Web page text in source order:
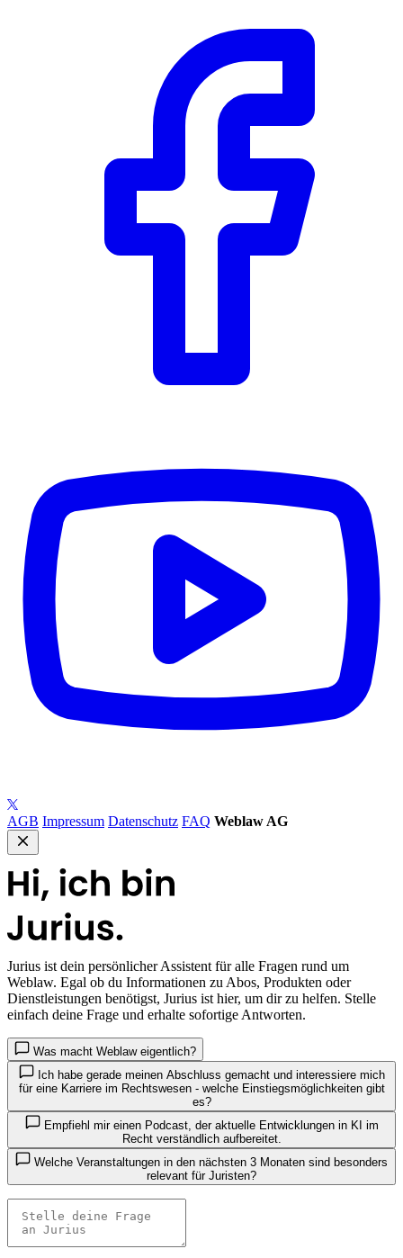
AGB Impressum Datenschutz FAQ Weblaw AG
Jurius ist dein persönlicher Assistent für alle Fragen rund um
Weblaw. Egal ob du Informationen zu Abos, Produkten oder
Dienstleistungen benötigst, Jurius ist hier, um dir zu helfen. Stelle
einfach deine Frage und erhalte sofortige Antworten.
Was macht Weblaw eigentlich?
Ich habe gerade meinen Abschluss gemacht und interessiere mich
für eine Karriere im Rechtswesen - welche Einstiegsmöglichkeiten gibt
es?
Empfiehl mir einen Podcast, der aktuelle Entwicklungen in KI im
Recht verständlich aufbereitet.
relevant für Juristen?